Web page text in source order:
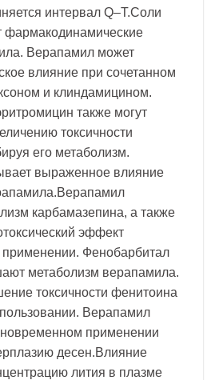
интервал Q–T.Соли
фармакодинамические
Верапамил может
влияние при сочетанном
и клиндамицином.
также могут
токсичности
его метаболизм.
выраженное влияние
карбамазепина, а также
эффект
применении. Фенобарбитал
метаболизм верапамила.
токсичности фенитоина
Верапамил
применении
десен.Влияние
лития в плазме